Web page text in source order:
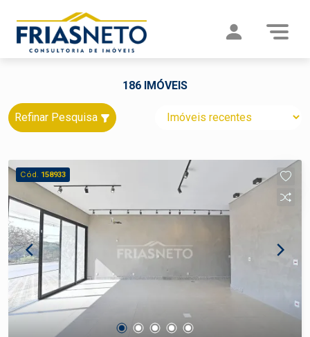
186 IMÓVEIS
Refinar Pesquisa
Cód. 158933